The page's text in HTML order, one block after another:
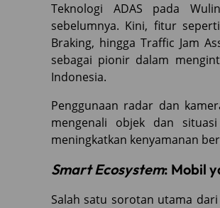
Teknologi ADAS pada
sebelumnya. Kini, fitur
Braking, hingga Traffic Jam
sebagai pionir dalam
Indonesia.
Penggunaan radar dan
mengenali objek dan
meningkatkan kenyamanan
Smart Ecosystem: Mobil
Salah satu sorotan utama